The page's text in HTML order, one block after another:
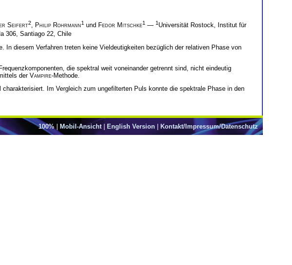
Seifert2 Philip Rohrmann1 und Fedor Mitschke1 — 1 Universität Rostock, Institut für
306, Santiago 22, Chile
In diesem Verfahren treten keine Vieldeutigkeiten bezüglich der relativen Phase von
die spektral weit voneinander getrennt sind, nicht eindeutig
der Vampire-Methode.
Im Vergleich zum ungefilterten Puls konnte die spektrale Phase in den
100%| Mobil-Ansicht| English Version Kontakt/Impressum/Datenschutz